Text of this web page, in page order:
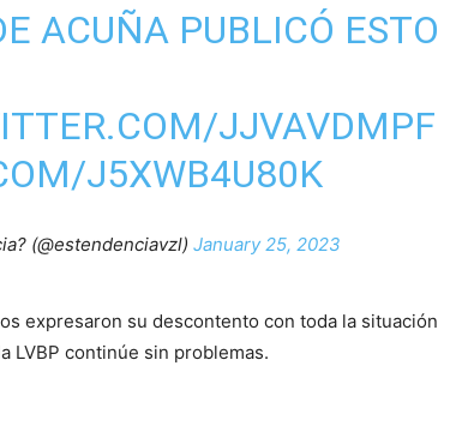
ACUÑA PUBLICÓ ESTO
JJVAVDMPF
J5XWB4U80K
(@estendenciavzl) January 25, 2023
expresaron su descontento con toda la situación
LVBP continúe sin problemas.